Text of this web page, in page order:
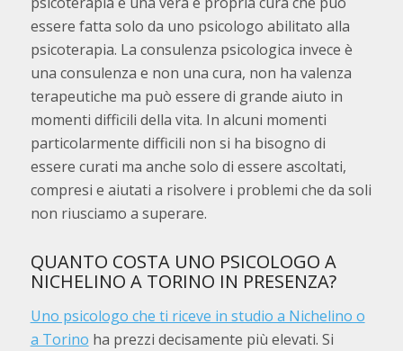
essere fatta solo da uno psicologo abilitato alla
psicoterapia. La consulenza psicologica invece è
una consulenza e non una cura, non ha valenza
terapeutiche ma può essere di grande aiuto in
momenti difficili della vita. In alcuni momenti
particolarmente difficili non si ha bisogno di
essere curati ma anche solo di essere ascoltati,
compresi e aiutati a risolvere i problemi che da soli
non riusciamo a superare.
QUANTO COSTA UNO PSICOLOGO A
NICHELINO A TORINO IN PRESENZA?
Uno psicologo che ti riceve in studio a Nichelino o
a Torino ha prezzi decisamente più elevati. Si